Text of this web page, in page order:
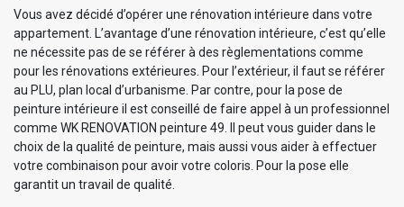
Vous avez décidé d’opérer une rénovation intérieure dans votre
appartement. L’avantage d’une rénovation intérieure, c’est qu’elle
ne nécessite pas de se référer à des règlementations comme
pour les rénovations extérieures. Pour l’extérieur, il faut se référer
au PLU, plan local d’urbanisme. Par contre, pour la pose de
peinture intérieure il est conseillé de faire appel à un professionnel
comme WK RENOVATION peinture 49. Il peut vous guider dans le
choix de la qualité de peinture, mais aussi vous aider à effectuer
votre combinaison pour avoir votre coloris. Pour la pose elle
garantit un travail de qualité.